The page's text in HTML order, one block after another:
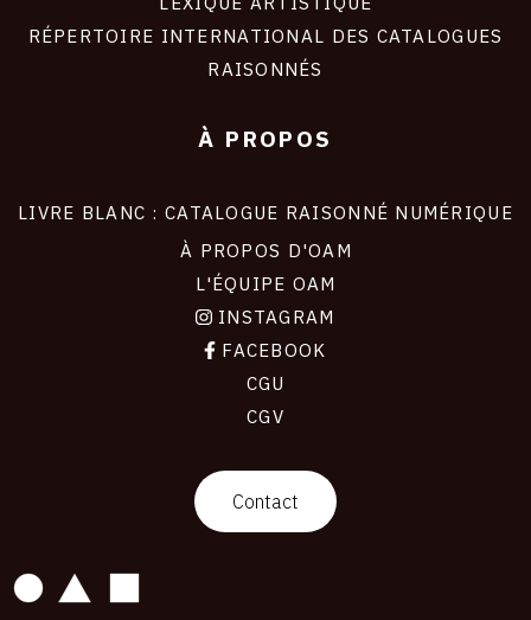
RÉPERTOIRE INTERNATIONAL DES CATALOGUES
RAISONNÉS
À PROPOS
LIVRE BLANC : CATALOGUE RAISONNÉ NUMÉRIQUE
À PROPOS D'OAM
L'ÉQUIPE OAM
INSTAGRAM
FACEBOOK
CGU
CGV
Contact